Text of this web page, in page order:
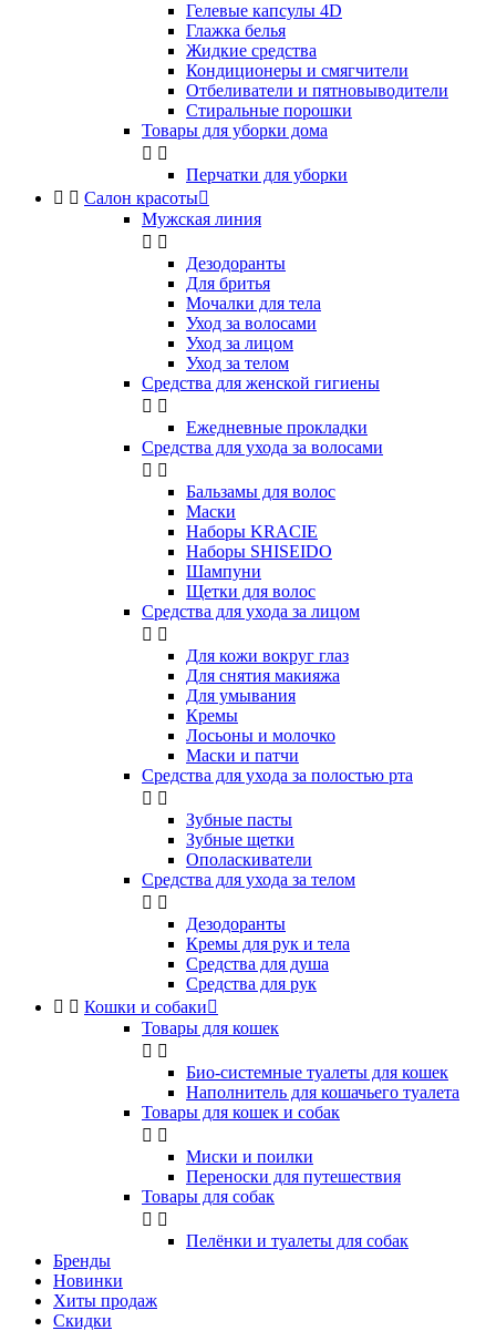
Гелевые капсулы 4D
Глажка белья
Жидкие средства
Кондиционеры и смягчители
Отбеливатели и пятновыводители
Стиральные порошки
Товары для уборки дома
 
Перчатки для уборки
  Салон красоты
Мужская линия
 
Дезодоранты
Для бритья
Мочалки для тела
Уход за волосами
Уход за лицом
Уход за телом
Средства для женской гигиены
 
Ежедневные прокладки
Средства для ухода за волосами
 
Бальзамы для волос
Маски
Наборы KRACIE
Наборы SHISEIDO
Шампуни
Щетки для волос
Средства для ухода за лицом
 
Для кожи вокруг глаз
Для снятия макияжа
Для умывания
Кремы
Лосьоны и молочко
Маски и патчи
Средства для ухода за полостью рта
 
Зубные пасты
Зубные щетки
Ополаскиватели
Средства для ухода за телом
 
Дезодоранты
Кремы для рук и тела
Средства для душа
Средства для рук
  Кошки и собаки
Товары для кошек
 
Био-системные туалеты для кошек
Наполнитель для кошачьего туалета
Товары для кошек и собак
 
Миски и поилки
Переноски для путешествия
Товары для собак
 
Пелёнки и туалеты для собак
Бренды
Новинки
Хиты продаж
Скидки